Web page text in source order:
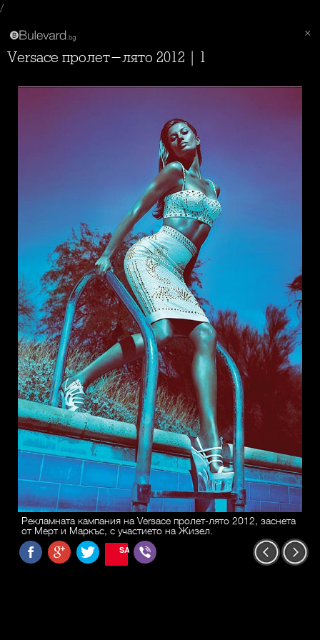
/
Versace пролет-лято 2012 | 1
Рекламната кампания на Versace пролет-лято 2012, заснета
от Мерт и Маркъс, с участието на Жизел.
SAVE